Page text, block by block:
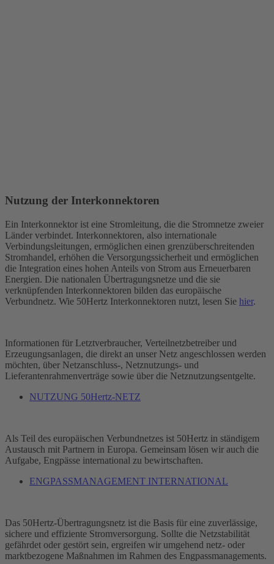
Nutzung der Interkonnektoren
Ein Interkonnektor ist eine Stromleitung, die die Stromnetze zweier
Länder verbindet. Interkonnektoren, also internationale
Verbindungsleitungen, ermöglichen einen grenzüberschreitenden
Stromhandel, erhöhen die Versorgungssicherheit und ermöglichen
die Integration eines hohen Anteils von Strom aus Erneuerbaren
Energien. Die nationalen Übertragungsnetze und die sie
verknüpfenden Interkonnektoren bilden das europäische
Verbundnetz. Wie 50Hertz Interkonnektoren nutzt, lesen Sie hier.
Informationen für Letztverbraucher, Verteilnetzbetreiber und
Erzeugungsanlagen, die direkt an unser Netz angeschlossen werden
möchten, über Netzanschluss-, Netznutzungs- und
Lieferantenrahmenverträge sowie über die Netznutzungsentgelte.
NUTZUNG 50Hertz-NETZ
Als Teil des europäischen Verbundnetzes ist 50Hertz in ständigem
Austausch mit Partnern in Europa. Gemeinsam lösen wir auch die
Aufgabe, Engpässe international zu bewirtschaften.
ENGPASSMANAGEMENT INTERNATIONAL
Das 50Hertz-Übertragungsnetz ist die Basis für eine zuverlässige,
sichere und effiziente Stromversorgung. Sollte die Netzstabilität
gefährdet oder gestört sein, ergreifen wir umgehend netz- oder
marktbezogene Maßnahmen im Rahmen des Engpassmanagements.